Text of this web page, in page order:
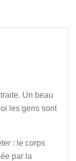
Un beau
les gens sont
: le corps
par la